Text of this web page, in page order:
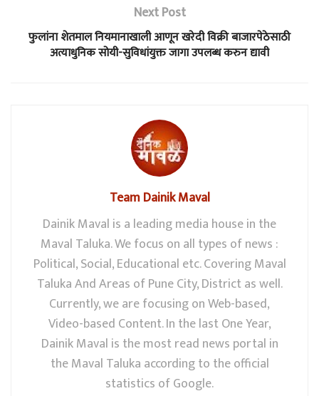
Next Post
फुलांना शेतमाल नियमानाखाली आणून खरेदी विक्री बाजारपेठेसाठी
अत्याधुनिक सोयी-सुविधांयुक्त जागा उपलब्ध करुन द्यावी
Team Dainik Maval
Dainik Maval is a leading media house in the
Maval Taluka. We focus on all types of news :
Political, Social, Educational etc. Covering Maval
Taluka And Areas of Pune City, District as well.
Currently, we are focusing on Web-based,
Video-based Content. In the last One Year,
Dainik Maval is the most read news portal in
the Maval Taluka according to the official
statistics of Google.